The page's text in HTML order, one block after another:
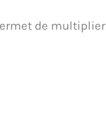
de multiplier